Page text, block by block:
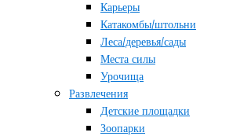
Карьеры
Катакомбы/штольни
Леса/деревья/сады
Места силы
Урочища
Развлечения
Детские площадки
Зоопарки